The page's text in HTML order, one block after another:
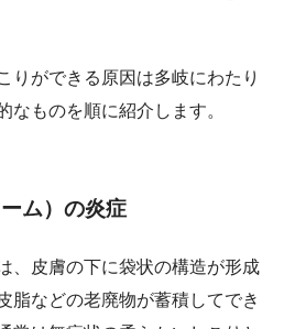
りができる原因は多岐にわたり
なものを順に紹介します。
ム）の炎症
、皮膚の下に袋状の構造が形成
脂などの老廃物が蓄積してでき